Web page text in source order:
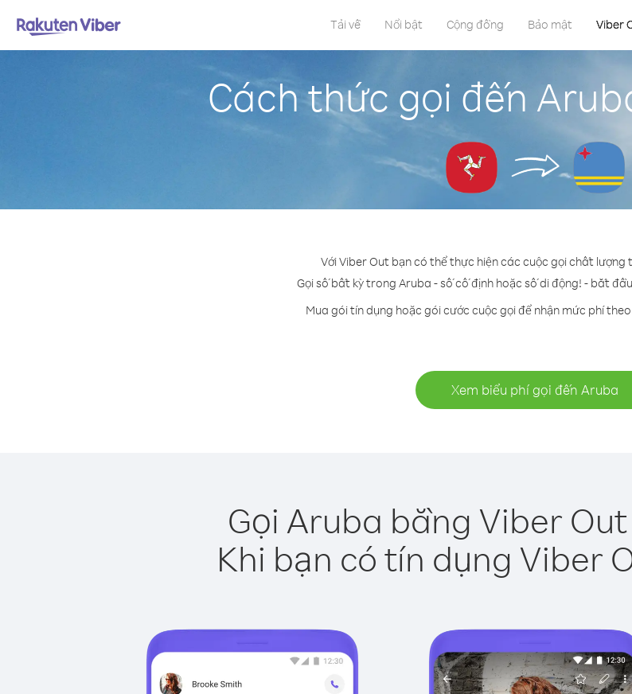
Tải về Nổi bật Cộng đồng Bảo mật Viber
Cách thức gọi đến
Với Viber Out bạn có thể thực hiện các cuộc gọi chất lượng
Gọi số bất kỳ trong Aruba - số cố định hoặc số di động! - bắt
Mua gói tín dụng hoặc gói cước cuộc gọi để nhận mức phí
Xem biểu phí gọi đến Aruba
Gọi Aruba bằng Viber
Khi bạn có tín dụng Viber